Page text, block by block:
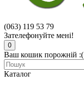
(063) 119 53 79
Зателефонуйте мені!
0
Ваш кошик порожній :(
Каталог